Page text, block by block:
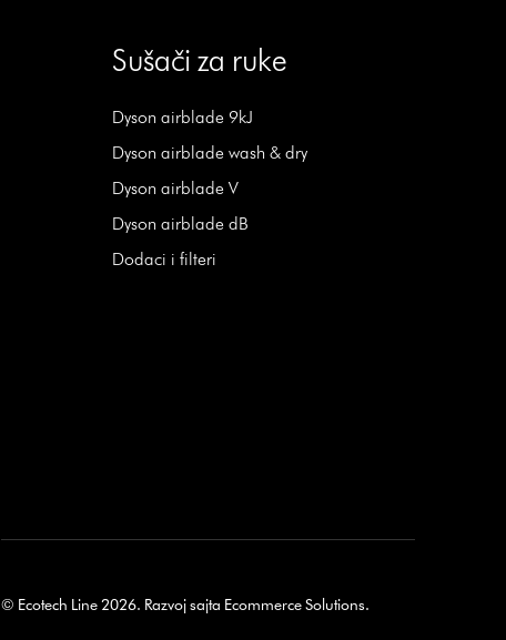
Sušači za ruke
Dyson airblade 9kJ
Dyson airblade wash & dry
Dyson airblade V
Dyson airblade dB
Dodaci i filteri
© Ecotech Line 2026. Razvoj sajta Ecommerce Solutions.